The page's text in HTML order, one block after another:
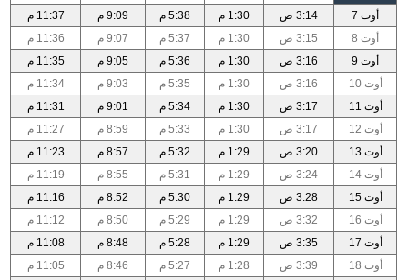
أوت 7
3:14 ص 1:30 م 5:38 م 9:09 م
11:37 م
أوت 8
3:15 ص 1:30 م 5:37 م 9:07 م
11:36 م
أوت 9
3:16 ص 1:30 م 5:36 م 9:05 م
11:35 م
أوت 10
3:16 ص 1:30 م 5:35 م 9:03 م
11:34 م
أوت 11
3:17 ص 1:30 م 5:34 م 9:01 م
11:31 م
أوت 12
3:17 ص 1:30 م 5:33 م 8:59 م
11:27 م
أوت 13
3:20 ص 1:29 م 5:32 م 8:57 م
11:23 م
أوت 14
3:24 ص 1:29 م 5:31 م 8:55 م
11:19 م
أوت 15
3:28 ص 1:29 م 5:30 م 8:52 م
11:16 م
أوت 16
3:32 ص 1:29 م 5:29 م 8:50 م
11:12 م
أوت 17
3:35 ص 1:29 م 5:28 م 8:48 م
11:08 م
أوت 18
3:39 ص 1:28 م 5:27 م 8:46 م
11:05 م